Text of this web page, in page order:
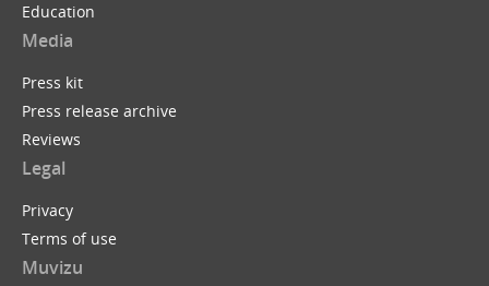
Education
Media
Press kit
Press release archive
Reviews
Legal
Privacy
Terms of use
Muvizu